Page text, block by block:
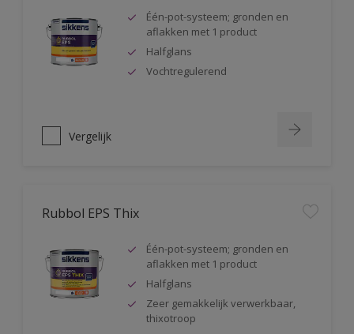
Één-pot-systeem; gronden en
aflakken met 1 product
Halfglans
Vochtregulerend
Vergelijk
Rubbol EPS Thix
Één-pot-systeem; gronden en
aflakken met 1 product
Halfglans
Zeer gemakkelijk verwerkbaar,
thixotroop